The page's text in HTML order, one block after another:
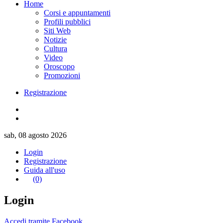
Home
Corsi e appuntamenti
Profili pubblici
Siti Web
Notizie
Cultura
Video
Oroscopo
Promozioni
Registrazione
sab, 08 agosto 2026
Login
Registrazione
Guida all'uso
(0)
Login